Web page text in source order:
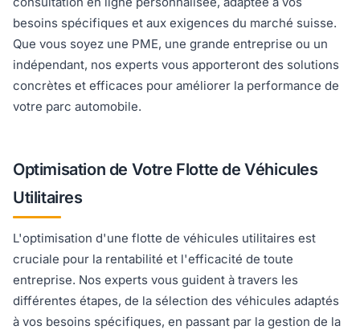
besoins spécifiques et aux exigences du marché suisse.
Que vous soyez une PME, une grande entreprise ou un
indépendant, nos experts vous apporteront des solutions
concrètes et efficaces pour améliorer la performance de
votre parc automobile.
Optimisation de Votre Flotte de Véhicules
Utilitaires
L'optimisation d'une flotte de véhicules utilitaires est
cruciale pour la rentabilité et l'efficacité de toute
entreprise. Nos experts vous guident à travers les
différentes étapes, de la sélection des véhicules adaptés
à vos besoins spécifiques, en passant par la gestion de la